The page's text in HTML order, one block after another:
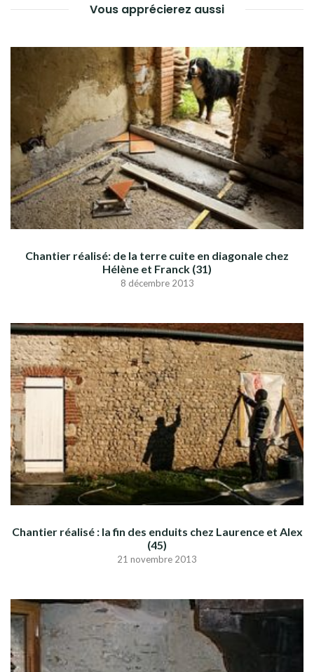
Vous apprécierez aussi
Chantier réalisé: de la terre cuite en diagonale chez
Hélène et Franck (31)
8 décembre 2013
Chantier réalisé : la fin des enduits chez Laurence et Alex
(45)
21 novembre 2013